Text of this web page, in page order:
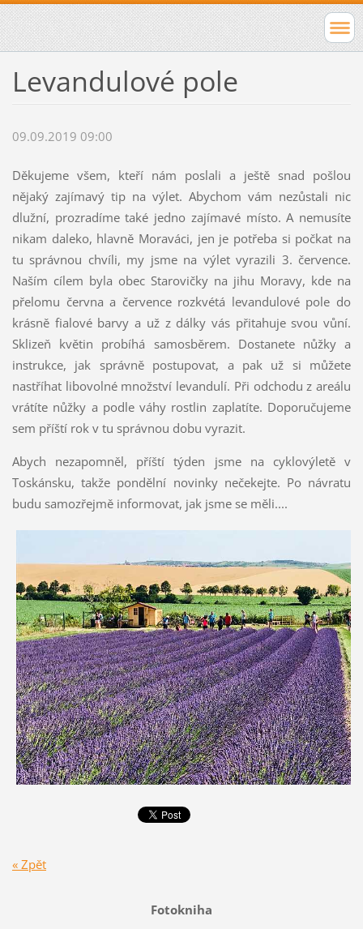
Levandulové pole
09.09.2019 09:00
Děkujeme všem, kteří nám poslali a ještě snad pošlou
nějaký zajímavý tip na výlet. Abychom vám nezůstali nic
dlužní, prozradíme také jedno zajímavé místo. A nemusíte
nikam daleko, hlavně Moraváci, jen je potřeba si počkat na
tu správnou chvíli, my jsme na výlet vyrazili 3. července.
Naším cílem byla obec Starovičky na jihu Moravy, kde na
přelomu června a července rozkvétá levandulové pole do
krásně fialové barvy a už z dálky vás přitahuje svou vůní.
Sklizeň květin probíhá samosběrem. Dostanete nůžky a
instrukce, jak správně postupovat, a pak už si můžete
nastříhat libovolné množství levandulí. Při odchodu z areálu
vrátíte nůžky a podle váhy rostlin zaplatíte. Doporučujeme
sem příští rok v tu správnou dobu vyrazit.
Abych nezapomněl, příští týden jsme na cyklovýletě v
Toskánsku, takže pondělní novinky nečekejte. Po návratu
budu samozřejmě informovat, jak jsme se měli....
« Zpět
Fotokniha